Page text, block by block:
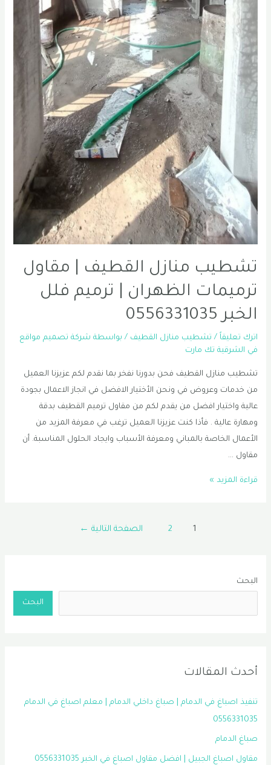
تشطيب منازل القطيف | مقاول
ترميمات الظهران | ترميم فلل
الخبر 0556331035
اترك تعليقاً / تشطيب منازل القطيف / بواسطة شركة تصميم مواقع
في الشرقية تك مارت
تشطيب منازل القطيف فحن بدورنا نفخر بما نقدم لكم عزيزنا العميل
من خدمات وعروض في ونحن الأختيار الافضل في انجاز الاعمال بجودة
عالية واختيار افضل من يقدم لكم من مقاول ترميم القطيف بدقة
ومهارة عالية . فأذا كنت عزيزنا العميل ترغب في معرفة المزيد من
الأعمال الخاصة بالمباني ومعرفة الأسباب وايجاد الحلول المناسبة. أن
مقاول …
تشطيب
الظهران
قراءة المزيد »
1
2 الصفحة التالية ←
البحث
البحث
أحدث المقالات
تنفيذ اصباغ في الدمام | صباغ داخلي الدمام | معلم اصباغ في الدمام
0556331035
صباغ الدمام
مقاول اصباغ الجبيل | افضل مقاول اصباغ في الخبر 0556331035